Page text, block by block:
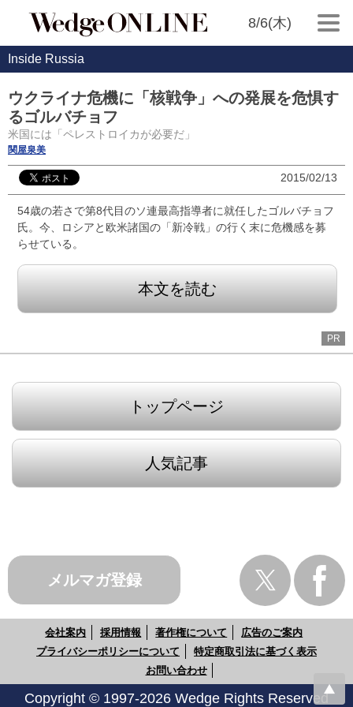
8/6(木)
Inside Russia
ウクライナ危機に「核戦争」への発展を危惧す
るゴルバチョフ
米国には「ペレストロイカが必要だ」
関屋泉美
2015/02/13
54歳の若さで第8代目のソ連最高指導者に就任したゴルバチョフ
氏。今、ロシアと欧米諸国の「新冷戦」の行く末に危機感を募
らせている。
本文を読む
PR
トップページ
人気記事
メルマガ登録
会社案内 採用情報 著作権について
広告のご案内
プライバシーポリシーについて
特定商取引法に基づく表示
お問い合わせ
Copyright © 1997-2026 Wedge Rights Reserved